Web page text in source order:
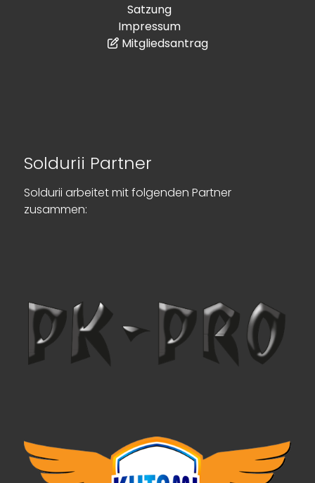
Satzung
Impressum
Mitgliedsantrag
Soldurii Partner
Soldurii arbeitet mit folgenden Partner
zusammen: